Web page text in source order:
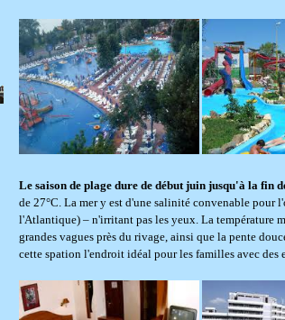
Le saison de plage dure de début juin jusqu'à la fin
de 27°C. La mer y est d'une salinité convenable
l'Atlantique) – n'irritant pas les yeux. La température
grandes vagues près du rivage, ainsi que la pente
cette spation l'endroit idéal pour les familles avec des